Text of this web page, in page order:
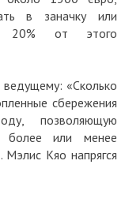
в заначку или
20% от этого
«Сколько
сбережения
позволяющую
более или менее
Кяо напрягся